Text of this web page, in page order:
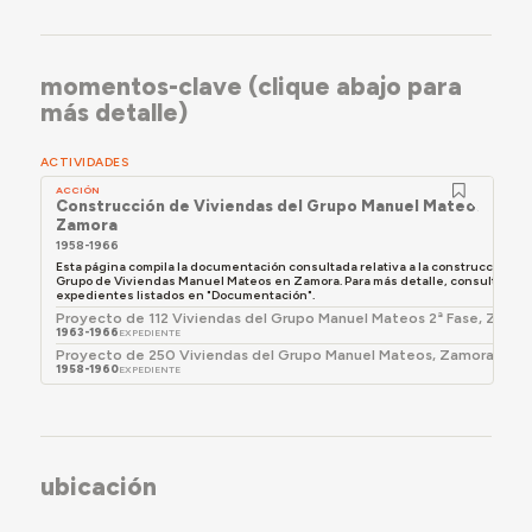
calles del Río Almucera y Río Vega y cuatro bloques
dispuestos en perpendicular a la carretera de
Villacastín, actual Avenida de Galicia, entre las calles
educativo de esta barriada fue elgrupo escolar San
Lázaro.
momentos-clave (clique abajo para
más detalle)
ACTIVIDADES
ACCIÓN
Construcción de Viviendas del Grupo Manuel Mateos,
Zamora
1958-1966
Esta página compila la documentación consultada relativa a la construcción
Grupo de Viviendas Manuel Mateos en Zamora. Para más detalle, consultar los
expedientes listados en "Documentación".
Proyecto de 112 Viviendas del Grupo Manuel Mateos 2ª Fase,
1963-1966 EXPEDIENTE
Proyecto de 250 Viviendas del Grupo Manuel Mateos, Zamora
1958-1960EXPEDIENTE
ubicación